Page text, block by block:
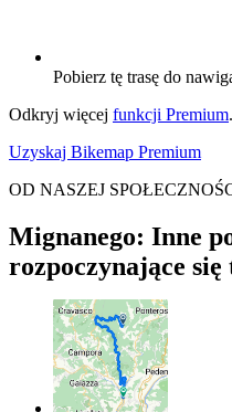
Pobierz tę trasę do
Odkryj więcej funkcji Premium.
Uzyskaj Bikemap Premium
OD NASZEJ
Mignanego: Inne
rozpoczynające